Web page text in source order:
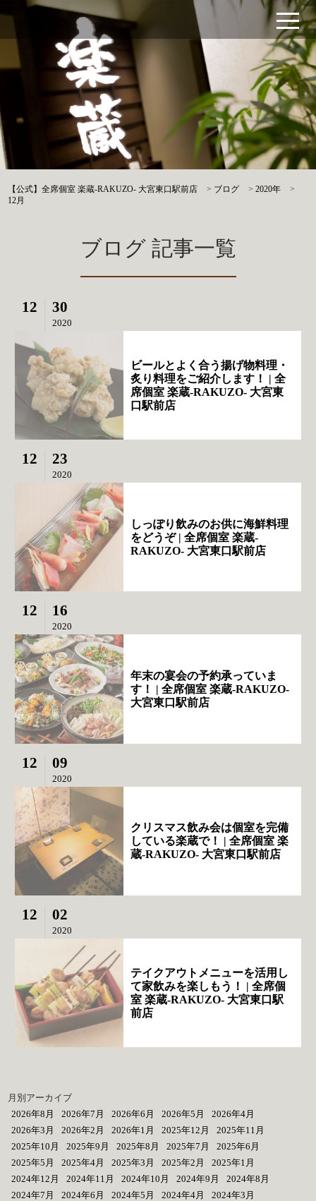
【公式】全席個室 楽蔵‐RAKUZO‐ 大宮東口駅前店 > ブログ >2020年
>
12月
ブログ 記事一覧
12 30
2020
ビールとよく合う揚げ物料理・
炙り料理をご紹介します！ | 全
席個室 楽蔵‐RAKUZO‐ 大宮東
口駅前店
12 23
2020
しっぽり飲みのお供に海鮮料理
をどうぞ | 全席個室 楽蔵‐
RAKUZO‐ 大宮東口駅前店
12 16
2020
年末の宴会の予約承っていま
す！ | 全席個室 楽蔵‐RAKUZO‐
大宮東口駅前店
12 09
2020
クリスマス飲み会は個室を完備
している楽蔵で！ | 全席個室 楽
蔵‐RAKUZO‐ 大宮東口駅前店
12 02
2020
テイクアウトメニューを活用し
て家飲みを楽しもう！ | 全席個
室 楽蔵‐RAKUZO‐ 大宮東口駅
前店
月別アーカイブ
2026年8月
2026年7月 2026年6月 2026年5月
2026年4月
2026年3月
2026年2月 2026年1月 2025年12月
2025年11月
2025年10月
2025年9月 2025年8月 2025年7月
2025年6月
2025年5月
2025年4月 2025年3月 2025年2月
2025年1月
2024年12月
2024年11月 2024年10月 2024年9月
2024年8月
2024年7月
2024年6月 2024年5月 2024年4月
2024年3月